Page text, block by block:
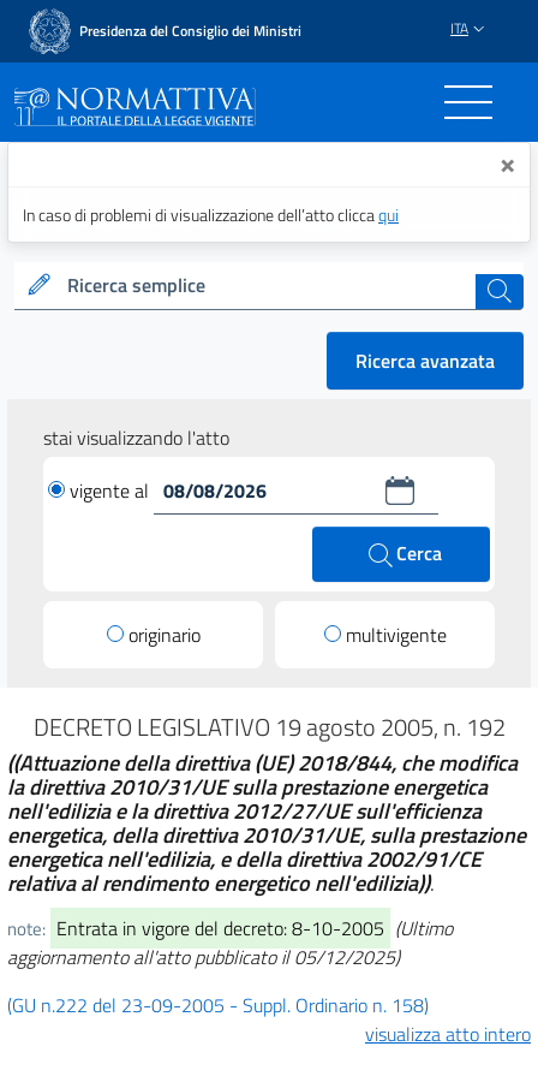
Presidenza del Consiglio dei Ministri ITA
Normattiva - Il portale ×
In caso di problemi di visualizzazione dell’atto cliccaqui
Ricerca semplice cerca
Ricerca avanzata
stai visualizzando l'atto
vigente al
Cerca
originario multivigente
DECRETO LEGISLATIVO 19 agosto 2005, n. 192
((Attuazione della direttiva (UE) 2018/844, che modifica
la direttiva 2010/31/UE sulla prestazione energetica
nell'edilizia e la direttiva 2012/27/UE sull'efficienza
energetica, della direttiva 2010/31/UE, sulla prestazione
energetica nell'edilizia, e della direttiva 2002/91/CE
relativa al rendimento energetico nell'edilizia)).
note: Entrata in vigore del decreto: 8-10-2005 (Ultimo
aggiornamento all'atto pubblicato il 05/12/2025)
(GU n.222 del 23-09-2005 - Suppl. Ordinario n. 158)
visualizza atto intero